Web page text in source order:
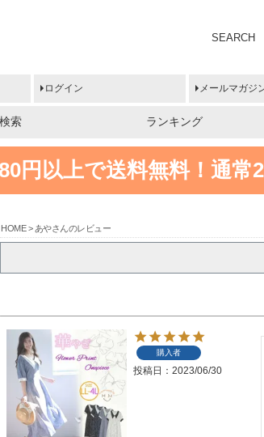
SEARCH
ログイン メールマガジ
索 ランキング
円以上で送料無料！ 通常
HOME あやさんのレビュー
購入者
投稿日 2023/06/30